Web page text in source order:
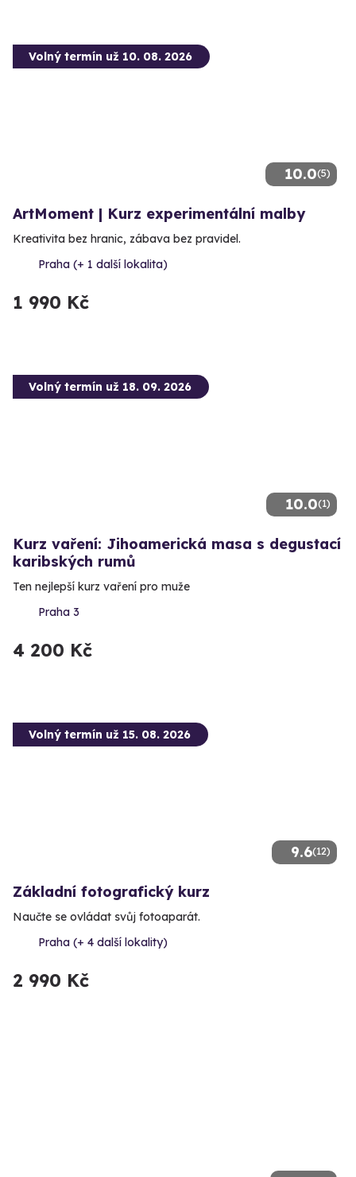
10.0(5)
Volný termín už 10. 08. 2026
ArtMoment | Kurz experimentální malby
Kreativita bez hranic, zábava bez pravidel.
Praha (+ 1 další lokalita)
1 990 Kč
10.0(1)
Volný termín už 18. 09. 2026
Kurz vaření: Jihoamerická masa s degustací
karibských rumů
Ten nejlepší kurz vaření pro muže
Praha 3
4 200 Kč
9.6(12)
Volný termín už 15. 08. 2026
Základní fotografický kurz
Naučte se ovládat svůj fotoaparát.
Praha (+ 4 další lokality)
2 990 Kč